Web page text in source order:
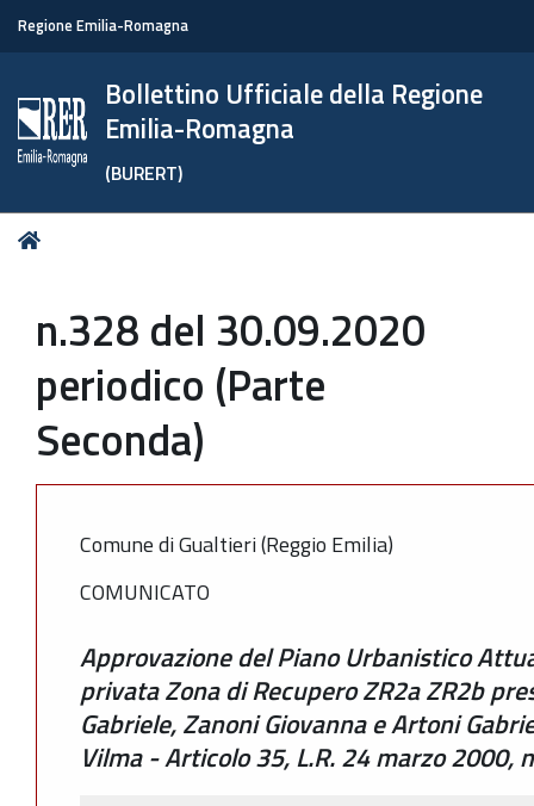
Regione Emilia-Romagna
Bollettino Ufficiale della Regione
Emilia-Romagna
(BURERT)
Tu
n.328 del 30.09.2020
periodico (Parte
Seconda)
Comune di Gualtieri (Reggio Emilia)
COMUNICATO
Approvazione del Piano Urbanistico
privata Zona di Recupero ZR2a ZR2b
Gabriele, Zanoni Giovanna e Artoni
Vilma - Articolo 35, L.R. 24 marzo 2000,